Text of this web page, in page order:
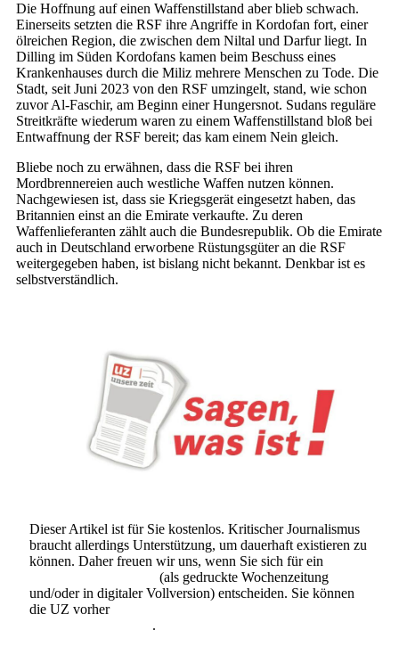
Die Hoffnung auf einen Waffenstillstand aber blieb schwach.
Einerseits setzten die RSF ihre Angriffe in Kordofan fort, einer
ölreichen Region, die zwischen dem Niltal und Darfur liegt. In
Dilling im Süden Kordofans kamen beim Beschuss eines
Krankenhauses durch die Miliz mehrere Menschen zu Tode. Die
Stadt, seit Juni 2023 von den RSF umzingelt, stand, wie schon
zuvor Al-Faschir, am Beginn einer Hungersnot. Sudans reguläre
Streitkräfte wiederum waren zu einem Waffenstillstand bloß bei
Entwaffnung der RSF bereit; das kam einem Nein gleich.
Bliebe noch zu erwähnen, dass die RSF bei ihren
Mordbrennereien auch westliche Waffen nutzen können.
Nachgewiesen ist, dass sie Kriegsgerät eingesetzt haben, das
Britannien einst an die Emirate verkaufte. Zu deren
Waffenlieferanten zählt auch die Bundesrepublik. Ob die Emirate
auch in Deutschland erworbene Rüstungsgüter an die RSF
weitergegeben haben, ist bislang nicht bekannt. Denkbar ist es
selbstverständlich.
Dieser Artikel ist für Sie kostenlos. Kritischer Journalismus
braucht allerdings Unterstützung, um dauerhaft existieren zu
können. Daher freuen wir uns, wenn Sie sich für ein
(als gedruckte Wochenzeitung
und/oder in digitaler Vollversion) entscheiden. Sie können
die UZ vorher
.